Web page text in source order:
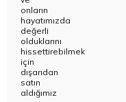
onların
hayatımızda
değerli
olduklarını
hissettirebilmek
için
dışarıdan
satın
aldığımız